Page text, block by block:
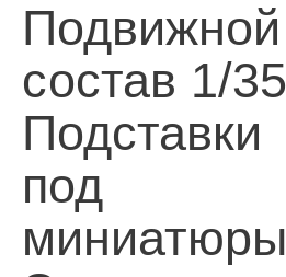
Подвижной
состав 1/35
Подставки
под
миниатюры